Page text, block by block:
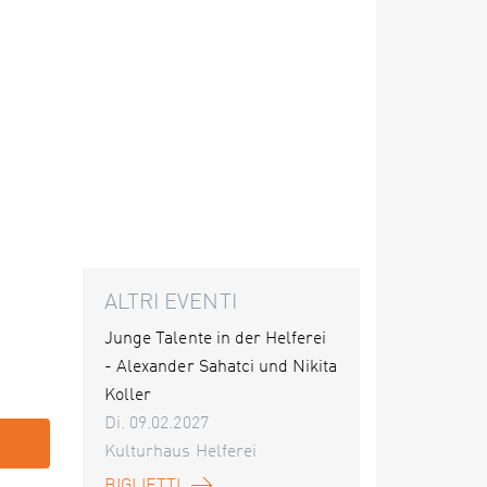
ALTRI EVENTI
Junge Talente in der Helferei
- Alexander Sahatci und Nikita
Koller
Di. 09.02.2027
Kulturhaus Helferei